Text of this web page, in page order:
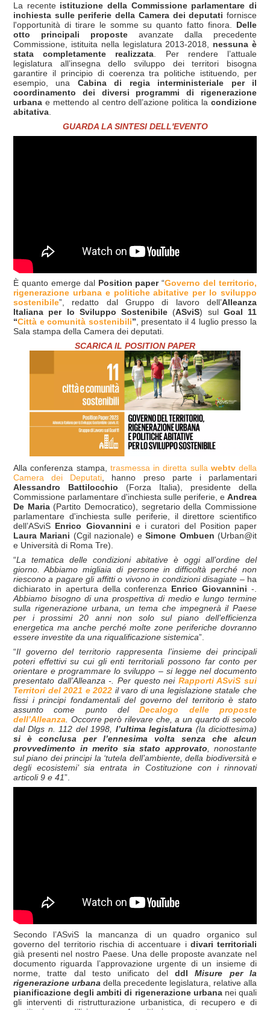
La recente istituzione della Commissione parlamentare di
inchiesta sulle periferie della Camera dei deputati fornisce
l'opportunità di tirare le somme su quanto fatto finora. Delle
otto principali proposte avanzate dalla precedente
Commissione, istituita nella legislatura 2013-2018, nessuna è
stata completamente realizzata . Per rendere l’attuale
legislatura all’insegna dello sviluppo dei territori bisogna
garantire il principio di coerenza tra politiche istituendo, per
esempio, una Cabina di regia interministeriale per il
coordinamento dei diversi programmi di rigenerazione
urbana e mettendo al centro dell’azione politica la condizione
abitativa
GUARDA LA SINTESI DELL'EVENTO
È quanto emerge dal Position paper“Governo del territorio,
rigenerazione urbana e politiche abitative per lo sviluppo
sostenibile”, redatto dal Gruppo di lavoro dell’Alleanza
Italiana per lo Sviluppo Sostenibile (ASviS) sul Goal 11
“Città e comunità sostenibili”, presentato il 4 luglio presso la
Sala stampa della Camera dei deputati.
SCARICA IL POSITION PAPER
Alla conferenza stampa, trasmessa in diretta sulla webtvdella
Camera dei Deputati, hanno preso parte i parlamentari
Alessandro Battilocchio (Forza Italia), presidente della
Commissione parlamentare d'inchiesta sulle periferie, e Andrea
De Maria(Partito Democratico), segretario della Commissione
parlamentare d'inchiesta sulle periferie, il direttore scientifico
dell’ASviS Enrico Giovannini e i curatori del Position paper
Laura Mariani (Cgil nazionale) eSimone Ombuen (Urban@it
e Università di Roma Tre).
“La tematica delle condizioni abitative è oggi all’ordine del
giorno. Abbiamo migliaia di persone in difficoltà perché non
riescono a pagare gli affitti o vivono in condizioni disagiate – ha
dichiarato in apertura della conferenza Enrico Giovannini -.
Abbiamo bisogno di una prospettiva di medio e lungo termine
sulla rigenerazione urbana, un tema che impegnerà il Paese
per i prossimi 20 anni non solo sul piano dell’efficienza
energetica ma anche perché molte zone periferiche dovranno
essere investite da una riqualificazione sistemica”.
“Il governo del territorio rappresenta l’insieme dei principali
poteri effettivi su cui gli enti territoriali possono far conto per
orientare e programmare lo sviluppo – si legge nel documento
presentato dall’Alleanza -. Per questo nei Rapporti ASviS sui
Territori del 2021 e 2022 il varo di una legislazione statale che
fissi i principi fondamentali del governo del territorio è stato
assunto come punto delDecalogo delle proposte
dell’Alleanza. Occorre però rilevare che, a un quarto di secolo
dal Dlgs n. 112 del 1998, l’ultima legislatura (la diciottesima)
si è conclusa per l’ennesima volta senza che alcun
provvedimento in merito sia stato approvato, nonostante
sul piano dei principi la ‘tutela dell’ambiente, della biodiversità e
degli ecosistemi’ sia entrata in Costituzione con i rinnovati
articoli 9 e 41”.
Secondo l’ASviS la mancanza di un quadro organico sul
governo del territorio rischia di accentuare i divari territoriali
già presenti nel nostro Paese. Una delle proposte avanzate nel
documento riguarda l’approvazione urgente di un insieme di
norme, tratte dal testo unificato del ddlMisure per la
rigenerazione urbana della precedente legislatura, relative alla
pianificazione degli ambiti di rigenerazione urbananei quali
gli interventi di ristrutturazione urbanistica, di recupero e di